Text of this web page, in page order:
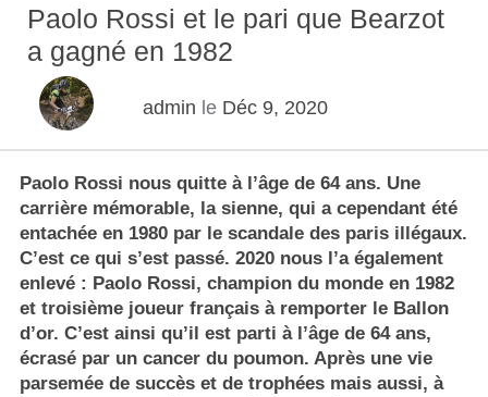
Paolo Rossi et le pari que Bearzot
a gagné en 1982
admin le Déc 9, 2020
Paolo Rossi nous quitte à l’âge de 64 ans. Une
carrière mémorable, la sienne, qui a cependant été
entachée en 1980 par le scandale des paris illégaux.
C’est ce qui s’est passé. 2020 nous l’a également
enlevé : Paolo Rossi, champion du monde en 1982
et troisième joueur français à remporter le Ballon
d’or. C’est ainsi qu’il est parti à l’âge de 64 ans,
écrasé par un cancer du poumon. Après une vie
parsemée de succès et de trophées mais aussi, à